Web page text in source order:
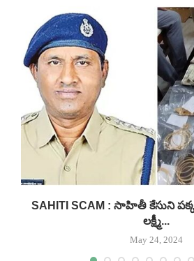
SAHITI SCAM : సాహితీ కేసుని
లక్ష్మీ...
May 24, 2024